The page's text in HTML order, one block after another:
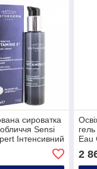
сироватка
Sensi
Інтенсивний
Eau
2